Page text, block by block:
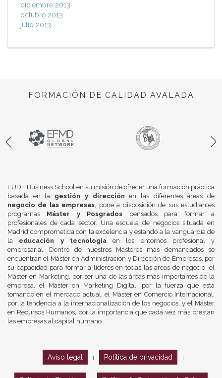
diciembre 2013
octubre 2013
julio 2013
FORMACIÓN DE CALIDAD AVALADA
EUDE Business School en su misión de ofrecer una formación práctica
basada en la gestión y dirección en las diferentes áreas de
negocio de las empresas, pone a disposición de sus estudiantes
programas Máster y Posgrados pensados para formar a
profesionales de cada sector. Una escuela de negocios situada en
Madrid comprometida con la excelencia y estando a la vanguardia de
la educación y tecnologíaen los entornos profesional y
empresarial. Dentro de nuestros Másteres más demandados se
encuentran el Máster en Administración y Dirección de Empresas, por
su capacidad para formar a líderes en todas las áreas de negocio, el
Máster en Marketing, por ser una de las áreas más importantes de la
empresa, el Máster en Marketing Digital, por la fuerza que está
tomando en el mercado actual, el Máster en Comercio Internacional,
por la tendencia a la internacionalización de los negocios, y el Máster
en Recursos Humanos, por la importancia que cada vez más prestan
las empresas al capital humano.
Aviso legal Política de privacidad